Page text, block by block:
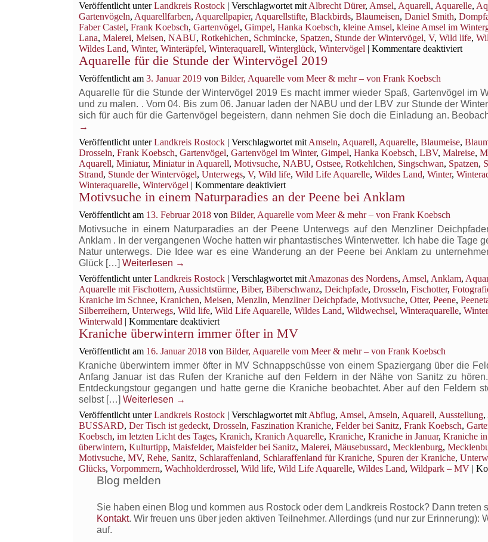
Veröffentlicht unter Landkreis Rostock | Verschlagwortet mit Albrecht Dürer, Amsel, Aquarell, Aquarelle,
Gartenvögeln, Aquarellfarben, Aquarellpapier, Aquarellstifte, Blackbirds, Blaumeisen, Daniel Smith,
Faber Castel, Frank Koebsch, Gartenvögel, Gimpel, Hanka Koebsch, kleine Amsel, kleine Amsel im
Lana, Malerei, Meisen, NABU, Rotkehlchen, Schmincke, Spatzen, Stunde der Wintervögel, V, Wild life,
Wildes Land, Winter, Winteräpfel, Winteraquarell, Winterglück, Wintervögel | Kommentare deaktiviertfür
für
die
Stunde
2020.
Aquarelle für die Stunde der Wintervögel 2019
Veröffentlicht am 3. Januar 2019 von Bilder, Aquarelle vom Meer & mehr – von Frank Koebsch
Aquarelle für die Stunde der Wintervögel 2019 Es macht immer wieder Spaß, Gartenvögel im
und zu malen. . Vom 04. Bis zum 06. Januar laden der NABU und der LBV zur Stunde der
sich für auch für die Gartenvögel begeistern, dann nehmen Sie doch die Einladung an.
→
Veröffentlicht unter Landkreis Rostock | Verschlagwortet mit Amseln, Aquarell, Aquarelle, Blaumeise,
Drosseln, Frank Koebsch, Gartenvögel, Gartenvögel im Winter, Gimpel, Hanka Koebsch, LBV, Malreise,
Aquarell, Miniatur, Miniatur in Aquarell, Motivsuche, NABU, Ostsee, Rotkehlchen, Singschwan, Spatzen,
Strand, Stunde der Wintervögel, Unterwegs, V, Wild life, Wild Life Aquarelle, Wildes Land, Winter,
Winteraquarelle, Wintervögel | Kommentare deaktiviertfür
Aquarelle
die
Stunde
der
Wintervögel
2019
Motivsuche in einem Naturparadies an der Peene bei Anklam
Veröffentlicht am 13. Februar 2018 von Bilder, Aquarelle vom Meer & mehr – von Frank Koebsch
Motivsuche in einem Naturparadies an der Peene Unterwegs auf den Menzliner
Anklam . In der vergangenen Woche hatten wir phantastisches Winterwetter. Ich habe die Tage
Natur unterwegs. Die Idee war es eine Wanderung an der Peene bei Anklam zu
Glück […] Weiterlesen →
Veröffentlicht unter Landkreis Rostock | Verschlagwortet mit Amazonas des Nordens, Amsel, Anklam,
Aquarelle mit Fischottern, Aussichtstürme, Biber, Biberschwanz, Deichpfade, Drosseln, Fischotter,
Kraniche im Schnee, Kranichen, Meisen, Menzlin, Menzliner Deichpfade, Motivsuche, Otter, Peene,
Silberreihern, Unterwegs, Wild life, Wild Life Aquarelle, Wildes Land, Wildwechsel, Winteraquarelle,
Winterwald | Kommentare deaktiviertfür
Motivsuche
einem
Naturparadies
an
der
Anklam
Kraniche überwintern immer öfter in MV
Veröffentlicht am 16. Januar 2018 von Bilder, Aquarelle vom Meer & mehr – von Frank Koebsch
Kraniche überwintern immer öfter in MV Schnappschüsse von einem Spaziergang über die
Anfang Januar ist das Rufen der Kraniche auf den Feldern in der Nähe von Sanitz zu
Entdeckungstour gegangen und hatte gerne die Kraniche beobachtet. Aber auf den Feldern
selbst […] Weiterlesen →
Veröffentlicht unter Landkreis Rostock | Verschlagwortet mit Abflug, Amsel, Amseln, Aquarell, Ausstellung,
BUSSARD, Der Tisch ist gedeckt, Drosseln, Faszination Kraniche, Felder bei Sanitz, Frank Koebsch,
Koebsch, im letzten Licht des Tages, Kranich, Kranich Aquarelle, Kraniche, Kraniche in Januar, Kraniche
überwintern, Kulturtipp, Maisfelder, Maisfelder bei Sanitz, Malerei, Mäusebussard, Mecklenburg,
Motivsuche, MV, Rehe, Sanitz, Schlaraffenland, Schlaraffenland für Kraniche, Spuren der Kraniche,
Glücks, Vorpommern, Wachholderdrossel, Wild life, Wild Life Aquarelle, Wildes Land, Wildpark – MV |
Blog melden
Sie haben einen Blog und kommen aus Rostock oder dem Landkreis Rostock? Dann treten
Kontakt. Wir freuen uns über jeden aktiven Teilnehmer. Allerdings (und nur zur Erinnerung):
auf.